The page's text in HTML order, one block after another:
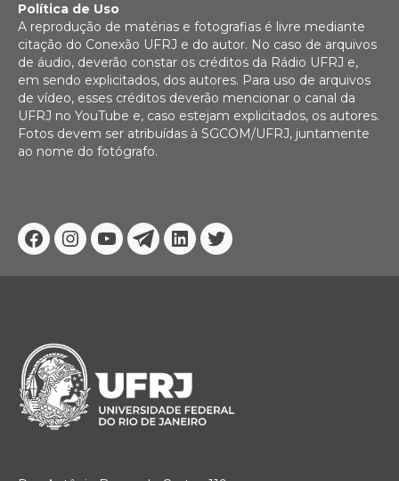
Facebook
Instagram
YoutubeTelegram
Linkedin
Twitter
Política de Uso
A reprodução de matérias e fotografias é livre mediante
citação do Conexão UFRJ e do autor. No caso de arquivos
de áudio, deverão constar os créditos da Rádio UFRJ e,
em sendo explicitados, dos autores. Para uso de arquivos
de vídeo, esses créditos deverão mencionar o canal da
UFRJ no YouTube e, caso estejam explicitados, os autores.
Fotos devem ser atribuídas à SGCOM/UFRJ, juntamente
ao nome do fotógrafo.